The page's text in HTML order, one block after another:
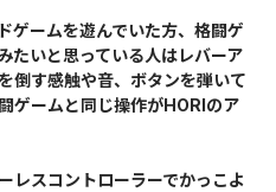
ゲームを遊んでいた方、格闘ゲ
たいと思っている人はレバーア
倒す感触や音、ボタンを弾いて
ゲームと同じ操作がHORIのア
レスコントローラーでかっこよ